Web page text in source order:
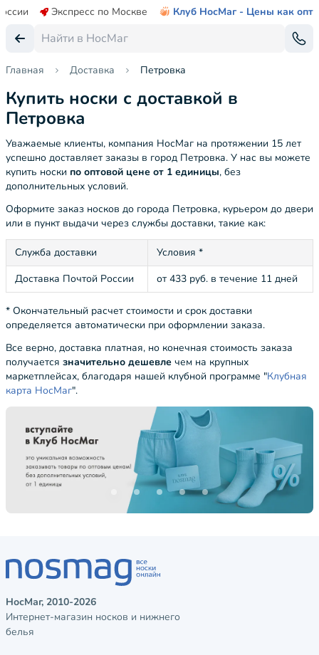
Экспресс по Москве Клуб НосМаг - Цены как опт
Главная Доставка Петровка
Купить носки с доставкой в
Петровка
Уважаемые клиенты, компания НосМаг на протяжении 15 лет
успешно доставляет заказы в город Петровка. У нас вы можете
купить носки по оптовой цене от 1 единицы, без
дополнительных условий.
Оформите заказ носков до города Петровка, курьером до двери
или в пункт выдачи через службы доставки, такие как:
Служба доставки
Условия *
Доставка Почтой России
от 433 руб. в течение 11 дней
* Окончательный расчет стоимости и срок доставки
определяется автоматически при оформлении заказа.
Все верно, доставка платная, но конечная стоимость заказа
получается значительно дешевле чем на крупных
маркетплейсах, благодаря нашей клубной программе "Клубная
карта НосМаг".
НосМаг, 2010-2026
Интернет-магазин носков и нижнего
белья